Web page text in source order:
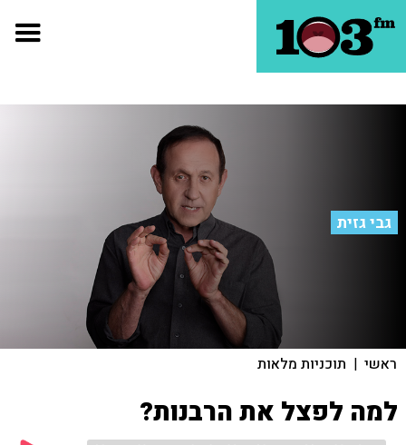
גבי גזית
ראשי | תוכניות מלאות
למה לפצל את הרבנות?